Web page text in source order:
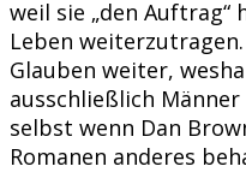
weil sie „den Auftrag“
Leben
Glauben weiter,
ausschließlich
selbst wenn Dan
Romanen anderes